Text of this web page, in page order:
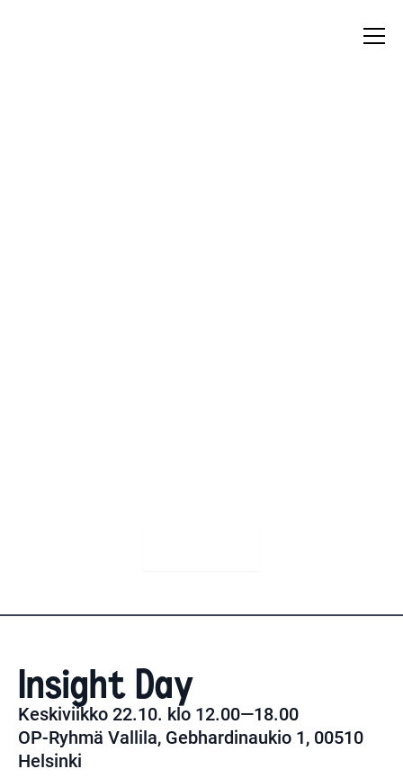
Insight Day
Keskiviikko 22.10. klo 12.00—18.00
OP-Ryhmä Vallila, Gebhardinaukio 1, 00510
Helsinki